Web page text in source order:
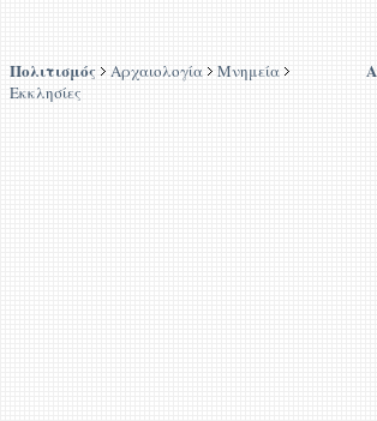
Πολιτισμός Αρχαιολογία
Μνημεία
Εκκλησίες